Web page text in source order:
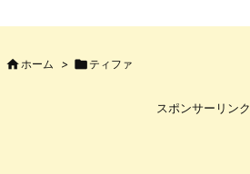
 ホーム >  ティファ
スポンサーリンク